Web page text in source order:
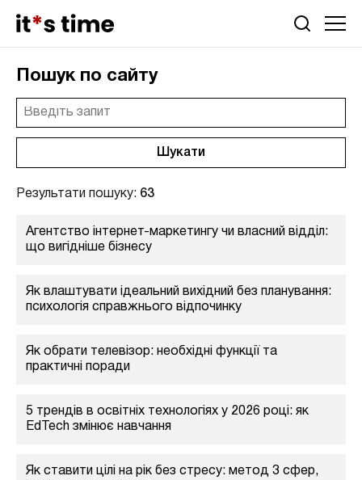
Пошук по сайту
Результати пошуку: 63
Агентство інтернет-маркетингу чи власний відділ:
що вигідніше бізнесу
Як влаштувати ідеальний вихідний без планування:
психологія справжнього відпочинку
Як обрати телевізор: необхідні функції та
практичні поради
5 трендів в освітніх технологіях у 2026 році: як
EdTech змінює навчання
Як ставити цілі на рік без стресу: метод 3 сфер,